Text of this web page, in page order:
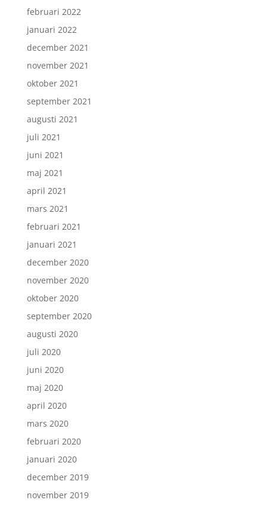
februari 2022
januari 2022
december 2021
november 2021
oktober 2021
september 2021
augusti 2021
juli 2021
juni 2021
maj 2021
april 2021
mars 2021
februari 2021
januari 2021
december 2020
november 2020
oktober 2020
september 2020
augusti 2020
juli 2020
juni 2020
maj 2020
april 2020
mars 2020
februari 2020
januari 2020
december 2019
november 2019